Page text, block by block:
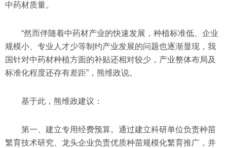
中药材质量。
“然而伴随着中药材产业的快速发展，种植标准低、企业
规模小、专业人才少等制约产业发展的问题也逐渐显现，我
国针对中药材种植方面的补贴还相对较少，产业整体布局及
标准化程度还存有差距”，熊维政说。
基于此，熊维政建议：
第一、建立专用经费预算。通过建立科研单位负责种苗
繁育技术研究、龙头企业负责优质种苗规模化繁育推广，并